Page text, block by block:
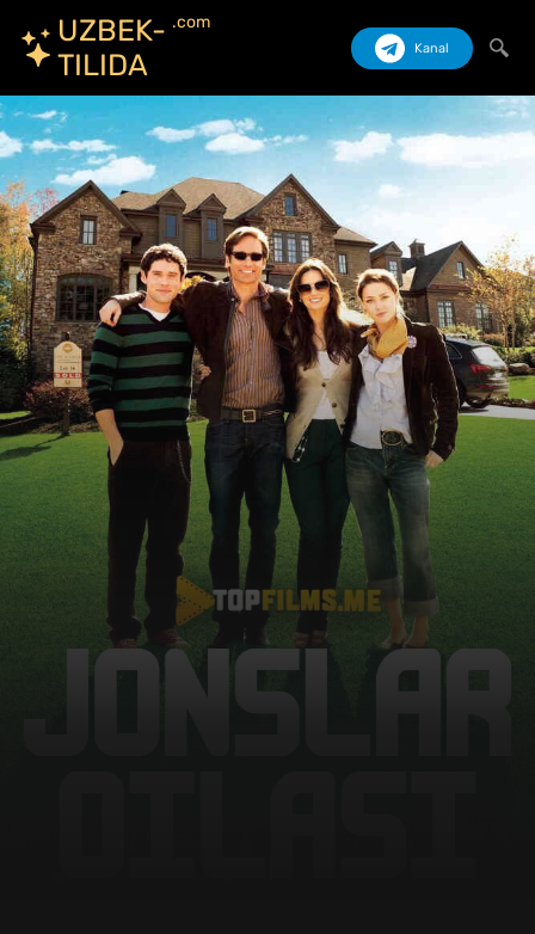
UZBEK-
TILIDA
.com
Kanal
Izlash